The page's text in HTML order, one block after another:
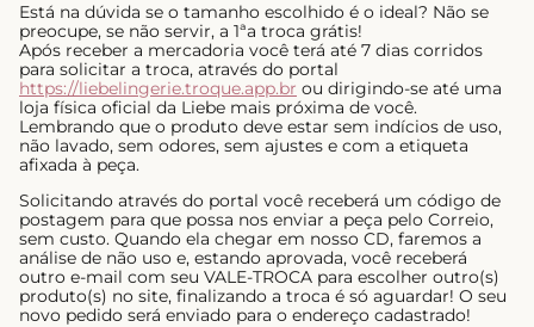
Está na dúvida se o tamanho escolhido é o ideal? Não se
preocupe, se não servir, a 1ªa troca grátis!
Após receber a mercadoria você terá até 7 dias corridos
para solicitar a troca, através do portal
https://liebelingerie.troque.app.br ou dirigindo-se até uma
loja física oficial da Liebe mais próxima de você.
Lembrando que o produto deve estar sem indícios de uso,
não lavado, sem odores, sem ajustes e com a etiqueta
afixada à peça.
Solicitando através do portal você receberá um código de
postagem para que possa nos enviar a peça pelo Correio,
sem custo. Quando ela chegar em nosso CD, faremos a
análise de não uso e, estando aprovada, você receberá
outro e-mail com seu VALE-TROCA para escolher outro(s)
produto(s) no site, finalizando a troca é só aguardar! O seu
novo pedido será enviado para o endereço cadastrado!